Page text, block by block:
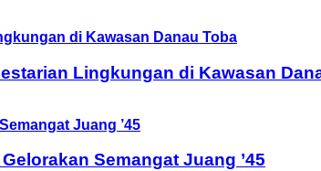
Lingkungan di Kawasan
Semangat Juang ’45